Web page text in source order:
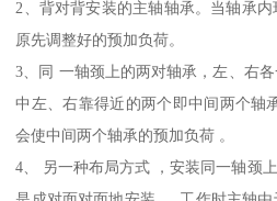
2、背对背安装的主轴轴承。当轴承
原先调整好的预加负荷。
3、同 一轴颈上的两对轴承，左、右
中左、右靠得近的两个即中间两个轴
会使中间两个轴承的预加负荷 。
4、 另一种布局方式 ，安装同一轴颈